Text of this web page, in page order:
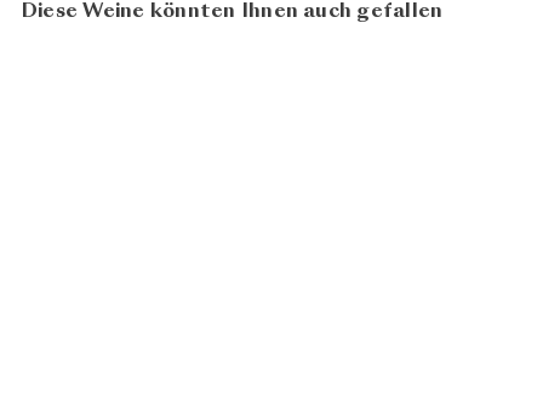
Diese Weine könnten Ihnen auch gefallen